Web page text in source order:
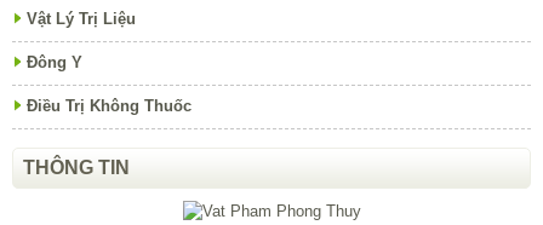
Vật Lý Trị Liệu
Đông Y
Điều Trị Không Thuốc
THÔNG TIN